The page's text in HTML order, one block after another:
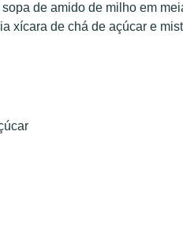
de amido de milho em
xícara de chá de açúcar e